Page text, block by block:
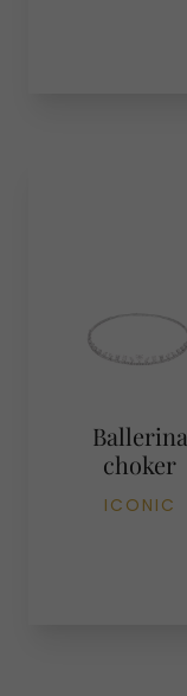
Ballerina
choker
ICONIC